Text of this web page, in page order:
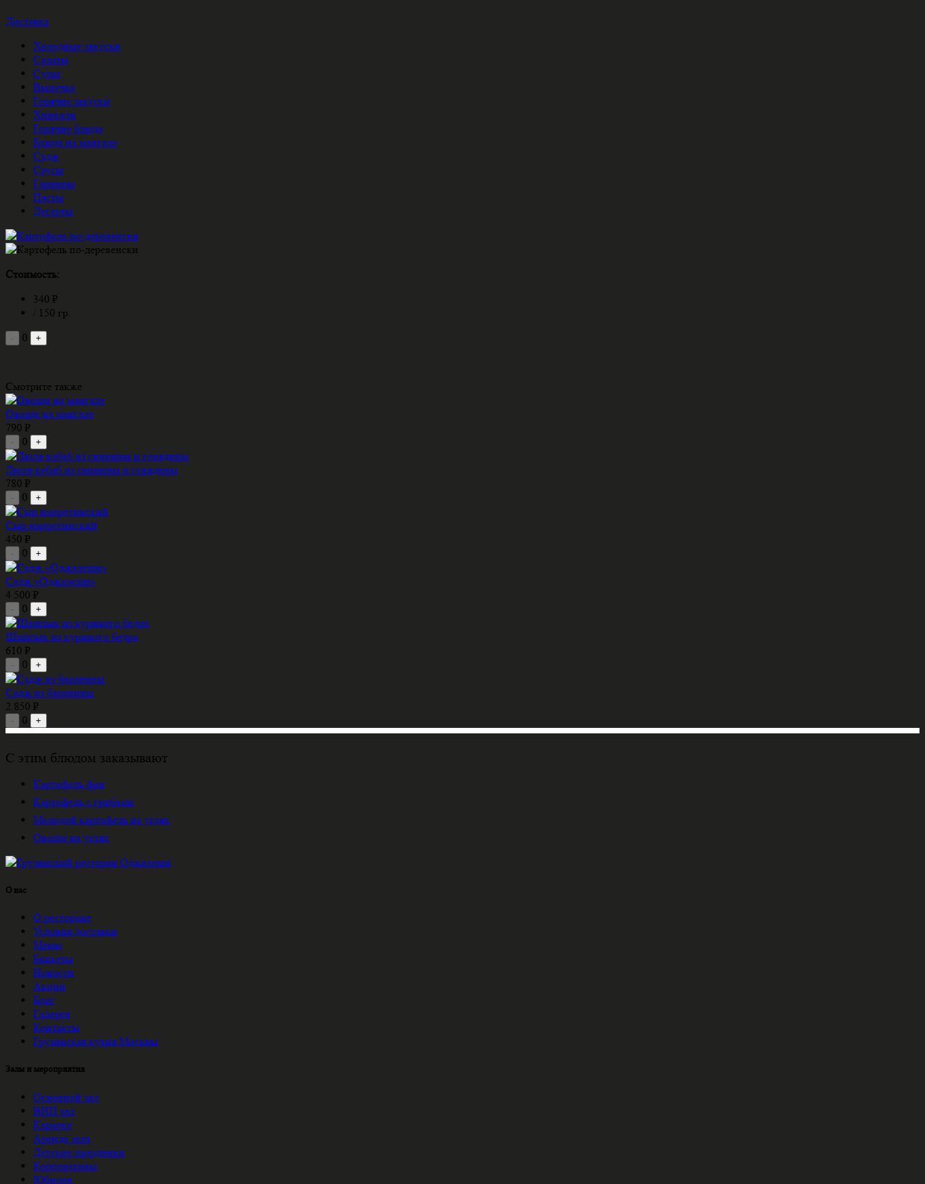
Доставка
Холодные закуски
Салаты
Супы
Выпечка
Горячие закуски
Хинкали
Горячие блюда
Блюда на мангале
Садж
Соусы
Гарниры
Пасты
Десерты
Стоимость:
340 ₽
/ 150 гр.
- 0 +
Смотрите также
Овощи на мангале
790 ₽
- 0 +
Люля-кебаб из свинины и говядины
780 ₽
- 0 +
Сыр имеретинский
450 ₽
- 0 +
Садж «Оджалеши»
4 500 ₽
- 0 +
Шашлык из куриного бедра
610 ₽
- 0 +
Садж из баранины
2 850 ₽
- 0 +
С этим блюдом заказывают
Картофель фри
Картофель с грибами
Молодой картофель на углях
Овощи на углях
О нас
О ресторане
Условия доставки
Меню
Банкеты
Новости
Акции
Блог
Галерея
Контакты
Грузинская кухня Москвы
Залы и мероприятия
Основной зал
ВИП зал
Караоке
Аренда зала
Детские праздники
Корпоративы
Юбилеи